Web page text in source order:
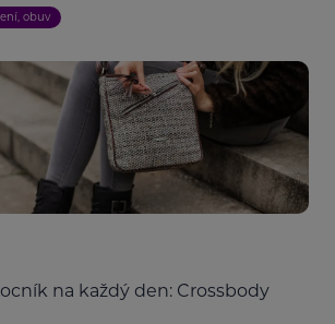
obuv
na každý den: Crossbody